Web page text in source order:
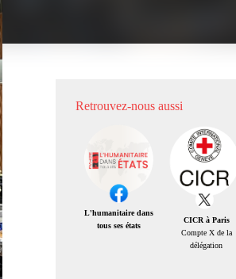
Retrouvez-nous aussi
L'humanitaire dans
tous ses états
CICR à Paris
Compte X de la
délégation